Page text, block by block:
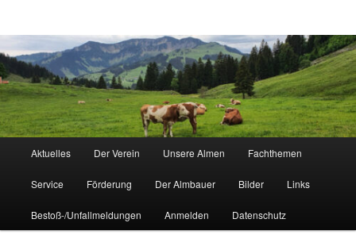
Aktuelles Der Verein Unsere Almen Fachthemen
Service Förderung Der Almbauer Bilder Links
Bestoß-/Unfallmeldungen Anmelden Datenschutz